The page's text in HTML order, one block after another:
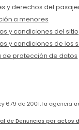
y derechos del
a menores
y condiciones del sitio
y condiciones de los
de protección de datos
679 de 2001, la
de Denuncias por actos